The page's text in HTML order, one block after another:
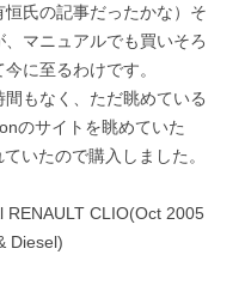
氏の記事だったかな）そ
マニュアルでも買いそろ
に至るわけです。
もなく、ただ眺めている
のサイトを眺めていた
いたので購入しました。
CLIO(Oct 2005
Diesel)